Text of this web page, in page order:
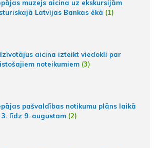
muzejs aicina uz ekskursijām
Latvijas Bankas ēkā (1)
aicina izteikt viedokli par
noteikumiem (3)
pašvaldības notikumu plāns laikā
3. līdz 9. augustam (2)